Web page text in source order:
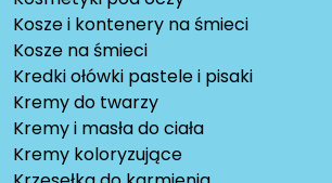
Kosze i kontenery na śmieci
Kosze na śmieci
Kredki ołówki pastele i pisaki
Kremy do twarzy
Kremy i masła do ciała
Kremy koloryzujące